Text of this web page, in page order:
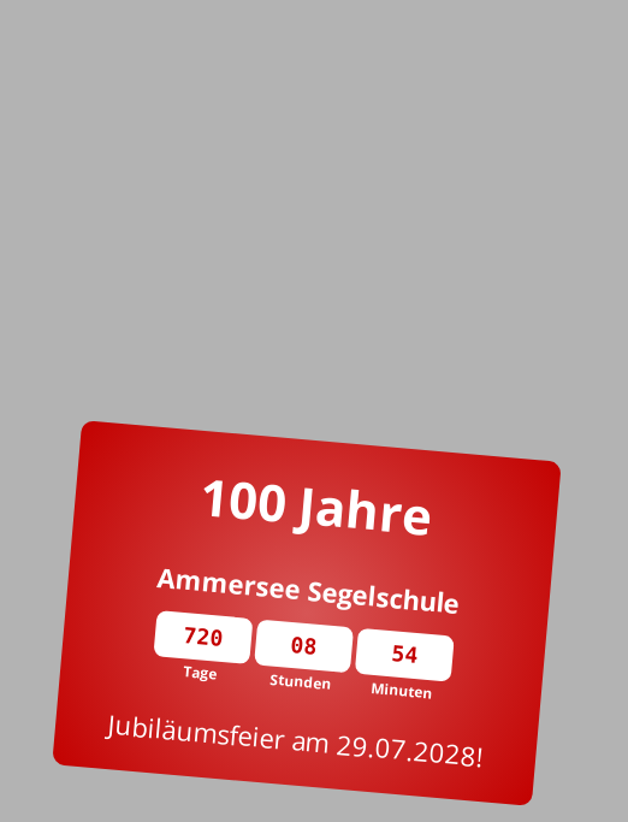
100 Jahre
Ammersee Segelschule
720
Tage
08
Stunden
54
Minuten
Jubiläumsfeier am 29.07.2028!